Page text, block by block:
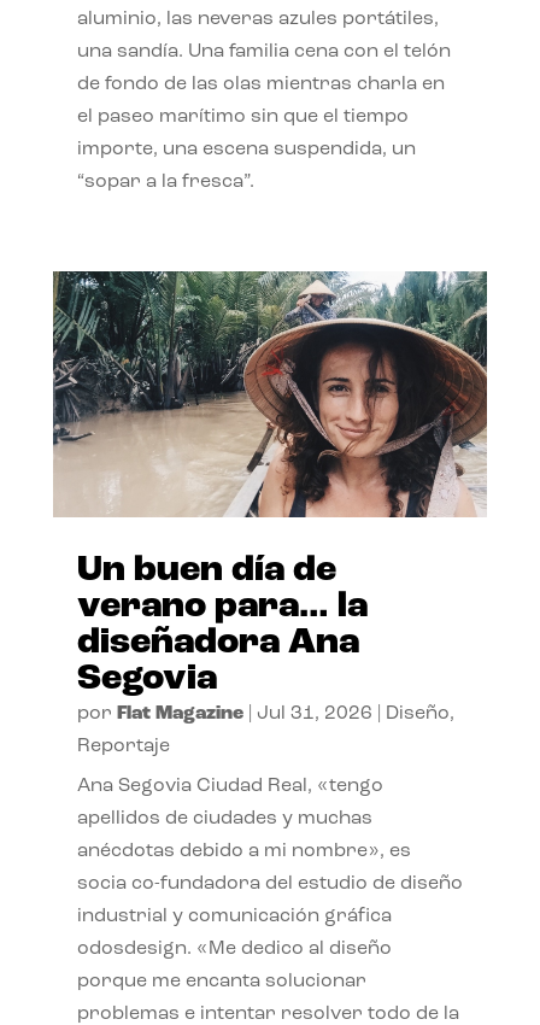
aluminio, las neveras azules portátiles,
una sandía. Una familia cena con el telón
de fondo de las olas mientras charla en
el paseo marítimo sin que el tiempo
importe, una escena suspendida, un
“sopar a la fresca”.
Un buen día de
verano para… la
diseñadora Ana
Segovia
por Flat Magazine| Jul 31, 2026 Diseño,
Reportaje
Ana Segovia Ciudad Real, «tengo
apellidos de ciudades y muchas
anécdotas debido a mi nombre», es
socia co-fundadora del estudio de diseño
industrial y comunicación gráfica
odosdesign. «Me dedico al diseño
porque me encanta solucionar
problemas e intentar resolver todo de la